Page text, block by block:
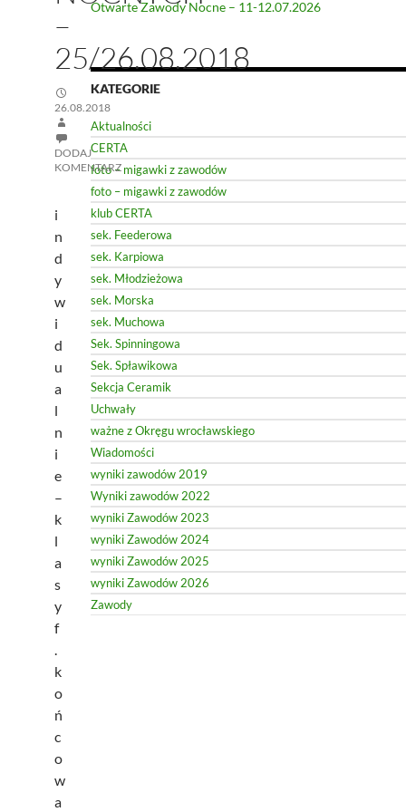
–
25/26.08.2018
26.08.2018
DODAJ
KOMENTARZ
i
n
d
y
w
i
d
u
a
l
n
i
e
–
k
l
a
s
y
f
.
k
o
ń
c
o
w
a
Otwarte Zawody Nocne – 11-12.07.2026
KATEGORIE
Aktualności
CERTA
foto – migawki z zawodów
foto – migawki z zawodów
klub CERTA
sek. Feederowa
sek. Karpiowa
sek. Młodzieżowa
sek. Morska
sek. Muchowa
Sek. Spinningowa
Sek. Spławikowa
Sekcja Ceramik
Uchwały
ważne z Okręgu wrocławskiego
Wiadomości
wyniki zawodów 2019
Wyniki zawodów 2022
wyniki Zawodów 2023
wyniki Zawodów 2024
wyniki Zawodów 2025
wyniki Zawodów 2026
Zawody